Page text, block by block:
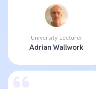
University Lecturer
Adrian Wallwork